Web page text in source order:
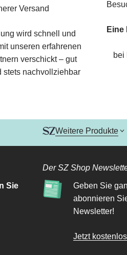
Versand
wird schnell und
unseren erfahrenen
verschickt – gut
stets nachvollziehbar
bei
Weitere Produkte
Sie
Der SZ Shop
Geben Sie
abonnieren
Newsletter!
Jetzt